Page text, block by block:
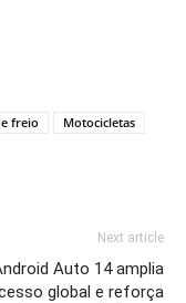
freio
Motocicletas
Next article
Auto 14 amplia
global e reforça